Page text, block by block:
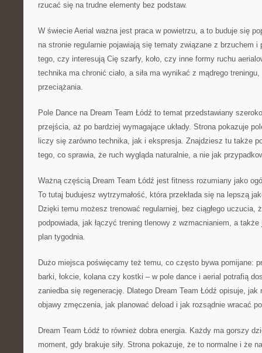
rzucać się na trudne elementy bez podstaw.
W świecie Aerial ważna jest praca w powietrzu, a to buduje się
na stronie regularnie pojawiają się tematy związane z brzuchem i
tego, czy interesują Cię szarfy, koło, czy inne formy ruchu
technika ma chronić ciało, a siła ma wynikać z mądrego
przeciążania.
Pole Dance na Dream Team Łódź to temat przedstawiany
przejścia, aż po bardziej wymagające układy. Strona pokazuje
liczy się zarówno technika, jak i ekspresja. Znajdziesz tu także
tego, co sprawia, że ruch wygląda naturalnie, a nie jak
Ważną częścią Dream Team Łódź jest fitness rozumiany jako
To tutaj budujesz wytrzymałość, która przekłada się na lepszą
Dzięki temu możesz trenować regularniej, bez ciągłego uczucia,
podpowiada, jak łączyć trening tlenowy z wzmacnianiem, a
plan tygodnia.
Dużo miejsca poświęcamy też temu, co często bywa pomijane:
barki, łokcie, kolana czy kostki – w pole dance i aerial potrafią
zaniedba się regenerację. Dlatego Dream Team Łódź opisuje, jak
objawy zmęczenia, jak planować deload i jak rozsądnie wracać
Dream Team Łódź to również dobra energia. Każdy ma gorszy
moment, gdy brakuje siły. Strona pokazuje, że to normalne i że